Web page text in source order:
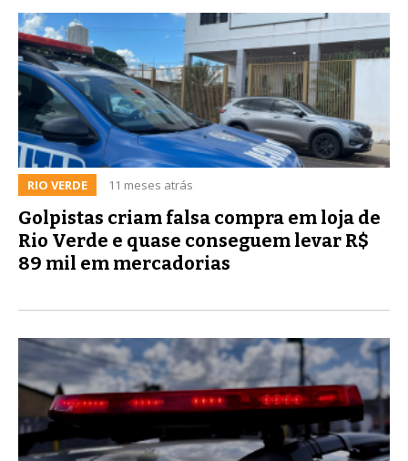
RIO VERDE 11 meses atrás
Golpistas criam falsa compra em loja de
Rio Verde e quase conseguem levar R$
89 mil em mercadorias